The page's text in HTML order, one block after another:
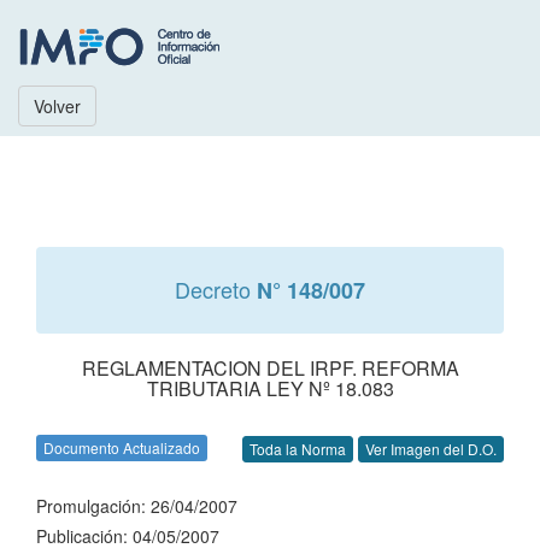
Volver
Decreto N° 148/007
REGLAMENTACION DEL IRPF. REFORMA
TRIBUTARIA LEY Nº 18.083
Documento Actualizado Toda la Norma Ver Imagen del D.O.
Promulgación: 26/04/2007
Publicación: 04/05/2007